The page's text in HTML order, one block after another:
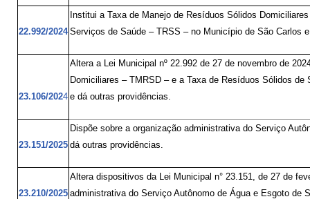
22.992/2024
Institui a Taxa de Manejo de Resíduos Sólidos
Serviços de Saúde – TRSS – no Município de São Carlos
23.106/2024
Altera a Lei Municipal nº 22.992 de 27 de novembro de
Domiciliares – TMRSD – e a Taxa de Resíduos Sólidos
e dá outras providências.
23.151/2025
Dispõe sobre a organização administrativa do Serviço
dá outras providências.
23.210/2025
Altera dispositivos da Lei Municipal n° 23.151, de 27 de
administrativa do Serviço Autônomo de Água e Esgoto de